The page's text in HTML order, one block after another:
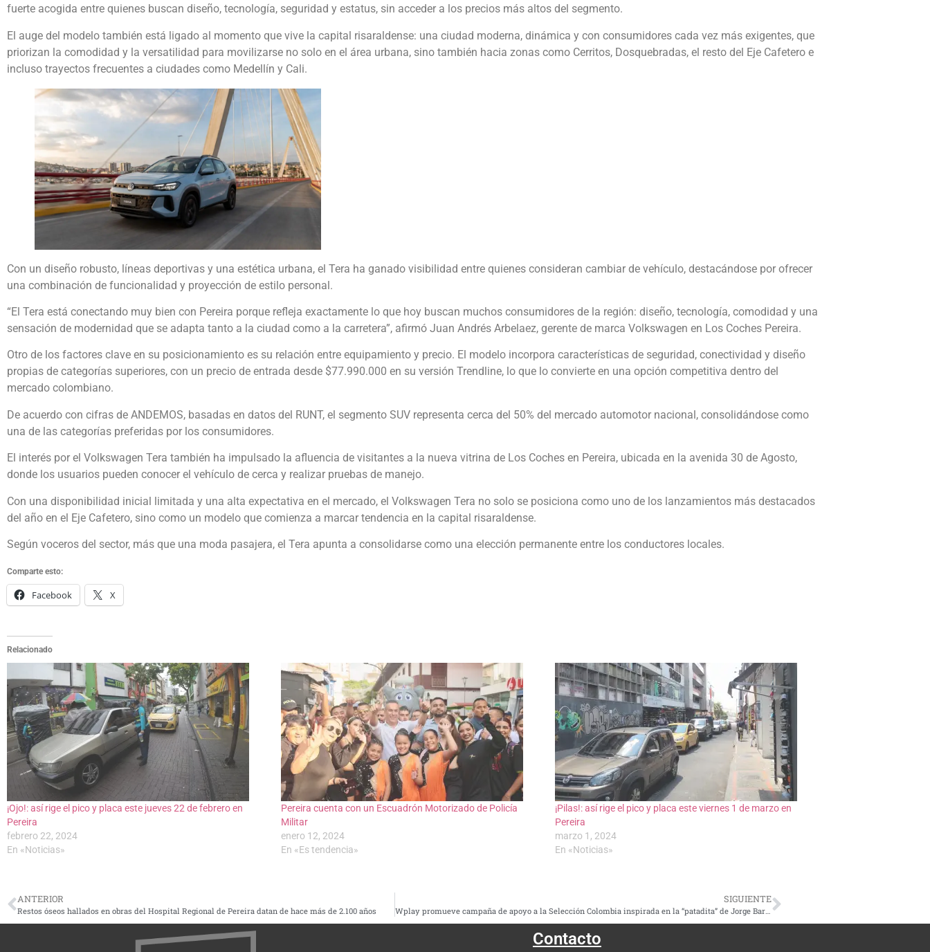
fuerte acogida entre quienes buscan diseño, tecnología, seguridad y estatus, sin acceder a los precios más altos del segmento.
El auge del modelo también está ligado al momento que vive la capital risaraldense: una ciudad moderna, dinámica y con consumidores cada vez más exigentes, que
priorizan la comodidad y la versatilidad para movilizarse no solo en el área urbana, sino también hacia zonas como Cerritos, Dosquebradas, el resto del Eje Cafetero e
incluso trayectos frecuentes a ciudades como Medellín y Cali.
Con un diseño robusto, líneas deportivas y una estética urbana, el Tera ha ganado visibilidad entre quienes consideran cambiar de vehículo, destacándose por ofrecer
una combinación de funcionalidad y proyección de estilo personal.
“El Tera está conectando muy bien con Pereira porque refleja exactamente lo que hoy buscan muchos consumidores de la región: diseño, tecnología, comodidad y una
sensación de modernidad que se adapta tanto a la ciudad como a la carretera”, afirmó Juan Andrés Arbelaez, gerente de marca Volkswagen en Los Coches Pereira.
Otro de los factores clave en su posicionamiento es su relación entre equipamiento y precio. El modelo incorpora características de seguridad, conectividad y diseño
propias de categorías superiores, con un precio de entrada desde $77.990.000 en su versión Trendline, lo que lo convierte en una opción competitiva dentro del
mercado colombiano.
De acuerdo con cifras de ANDEMOS, basadas en datos del RUNT, el segmento SUV representa cerca del 50% del mercado automotor nacional, consolidándose como
una de las categorías preferidas por los consumidores.
El interés por el Volkswagen Tera también ha impulsado la afluencia de visitantes a la nueva vitrina de Los Coches en Pereira, ubicada en la avenida 30 de Agosto,
donde los usuarios pueden conocer el vehículo de cerca y realizar pruebas de manejo.
Con una disponibilidad inicial limitada y una alta expectativa en el mercado, el Volkswagen Tera no solo se posiciona como uno de los lanzamientos más destacados
del año en el Eje Cafetero, sino como un modelo que comienza a marcar tendencia en la capital risaraldense.
Según voceros del sector, más que una moda pasajera, el Tera apunta a consolidarse como una elección permanente entre los conductores locales.
Comparte esto:
Facebook X
Relacionado
¡Ojo!: así rige el pico y placa este jueves 22 de febrero en
Pereira
febrero 22, 2024
En «Noticias»
Pereira cuenta con un Escuadrón Motorizado de Policía
Militar
enero 12, 2024
En «Es tendencia»
¡Pilas!: así rige el pico y placa este viernes 1 de marzo en
Pereira
marzo 1, 2024
En «Noticias»
ANTERIOR
Restos óseos hallados en obras del Hospital Regional de Pereira datan de hace más de 2.100 años
SIGUIENTE
Wplay promueve campaña de apoyo a la Selección Colombia inspirada en la “patadita” de Jorge Barón
Contacto